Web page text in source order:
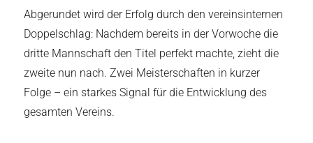
Abgerundet wird der Erfolg durch den vereinsinternen
Doppelschlag: Nachdem bereits in der Vorwoche die
dritte Mannschaft den Titel perfekt machte, zieht die
zweite nun nach. Zwei Meisterschaften in kurzer
Folge – ein starkes Signal für die Entwicklung des
gesamten Vereins.